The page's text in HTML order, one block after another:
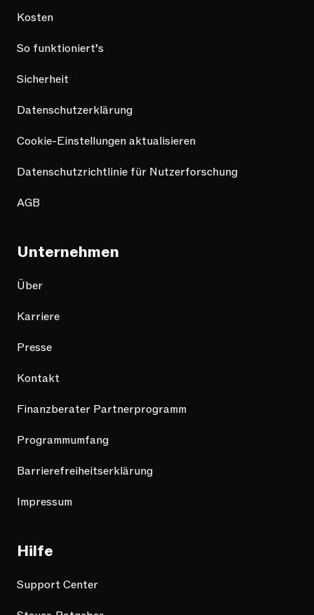
Kosten
So funktioniert’s
Sicherheit
Datenschutzerklärung
Cookie-Einstellungen aktualisieren
Datenschutzrichtlinie für Nutzerforschung
AGB
Unternehmen
Über
Karriere
Presse
Kontakt
Finanzberater Partnerprogramm
Programmumfang
Barrierefreiheitserklärung
Impressum
Hilfe
Support Center